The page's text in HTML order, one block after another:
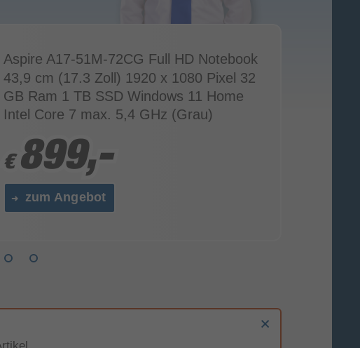
Aspire A17-51M-72CG Full HD Notebook
43,9 cm (17.3 Zoll) 1920 x 1080 Pixel 32
GB Ram 1 TB SSD Windows 11 Home
Intel Core 7 max. 5,4 GHz (Grau)
€ 899,-
€ 899,-
zum Angebot